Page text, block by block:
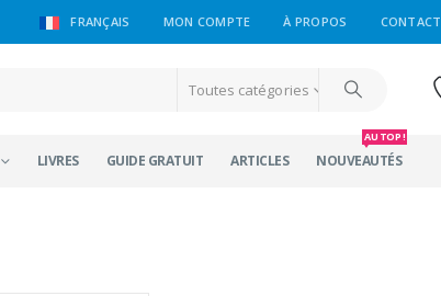
FRANÇAIS MON COMPTE À PROPOS CONTACT
Toutes catégories
LIVRES GUIDE GRATUIT ARTICLES NOUVEAUTÉS
AU TOP !